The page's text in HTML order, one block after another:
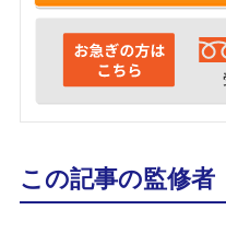
この記事の監修者